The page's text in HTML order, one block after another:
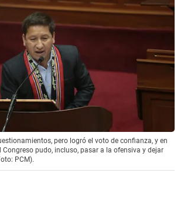
pero logró el voto de confianza, y en
Congreso pudo, incluso, pasar a la ofensiva y dejar
PCM).